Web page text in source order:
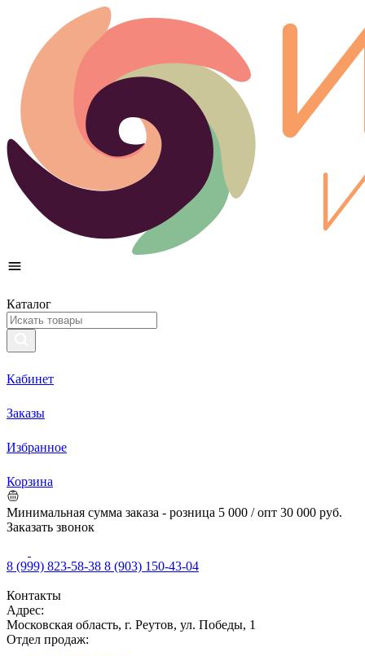
Каталог
Кабинет
Заказы
Избранное
Корзина
Минимальная сумма заказа - розница 5 000 / опт 30 000 руб.
Заказать звонок
8 (999) 823-58-38 8 (903) 150-43-04
Контакты
Адрес:
Московская область, г. Реутов, ул. Победы, 1
Отдел продаж: